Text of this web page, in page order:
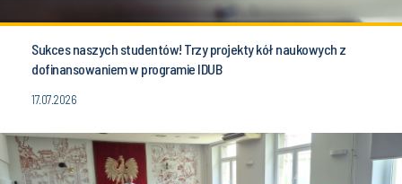
Sukces naszych studentów! Trzy projekty kół naukowych z
dofinansowaniem w programie IDUB
17.07.2026